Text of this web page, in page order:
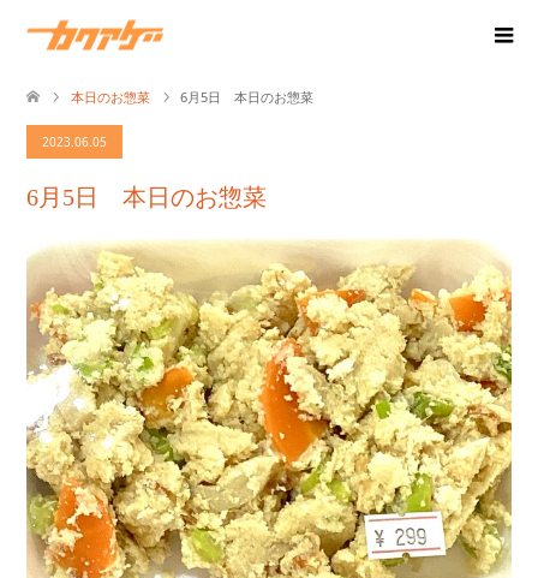
本日のお惣菜 6月5日 本日のお惣菜
2023.06.05
6月5日 本日のお惣菜